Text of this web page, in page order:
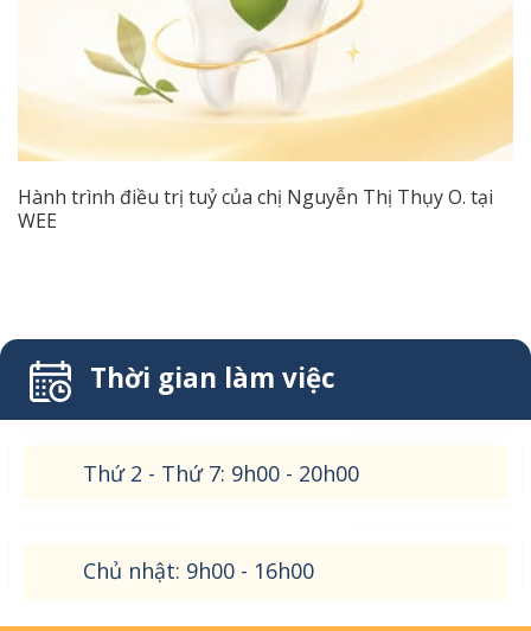
Hành trình điều trị tuỷ của chị Nguyễn Thị Thụy O. tại
WEE
Thời gian làm việc
Thứ 2 - Thứ 7: 9h00 - 20h00
Chủ nhật: 9h00 - 16h00